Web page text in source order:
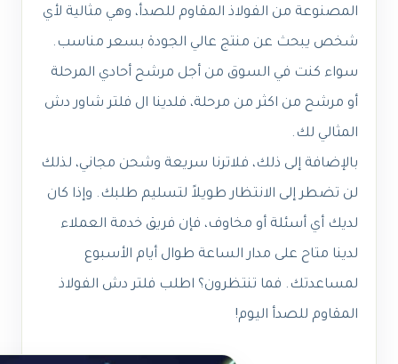
المصنوعة من الفولاذ المقاوم للصدأ، وهي مثالية لأي
شخص يبحث عن منتج عالي الجودة بسعر مناسب.
سواء كنت في السوق من أجل مرشح أحادي المرحلة
أو مرشح من اكثر من مرحلة، فلدينا ال فلتر شاور دش
المثالي لك.
بالإضافة إلى ذلك، فلاترنا سريعة وشحن مجاني، لذلك
لن تضطر إلى الانتظار طويلاً لتسليم طلبك. وإذا كان
لديك أي أسئلة أو مخاوف، فإن فريق خدمة العملاء
لدينا متاح على مدار الساعة طوال أيام الأسبوع
لمساعدتك. فما تنتظرون؟ اطلب فلتر دش الفولاذ
المقاوم للصدأ اليوم!